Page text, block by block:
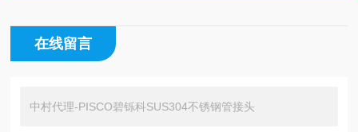
在线留言